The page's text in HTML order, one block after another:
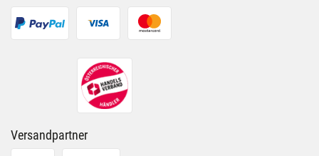
Versandpartner